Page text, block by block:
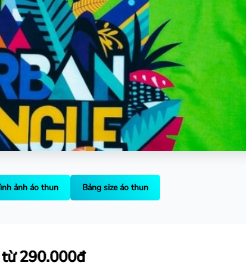
ảnh áo thun Bảng size áo thun